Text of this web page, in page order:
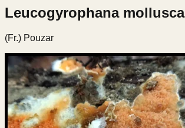
Leucogyrophana mollusca
(Fr.) Pouzar